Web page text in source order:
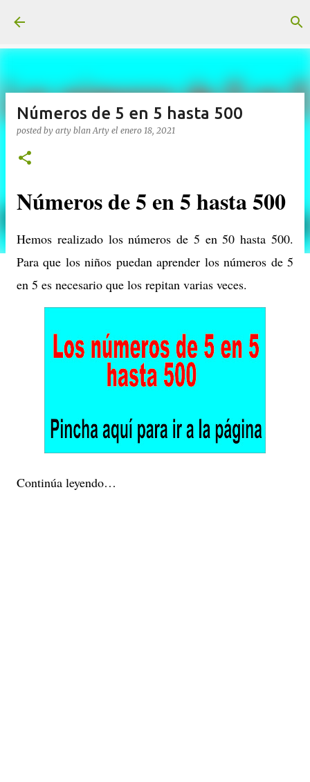
Números de 5 en 5 hasta 500
posted by arty blanArty el enero 18, 2021
Números de 5 en 5 hasta 500
Hemos realizado los números de 5 en 50 hasta 500.
Para que los niños puedan aprender los números de 5
en 5 es necesario que los repitan varias veces.
Continúa leyendo…